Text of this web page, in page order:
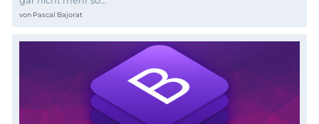
von Pascal Bajorat